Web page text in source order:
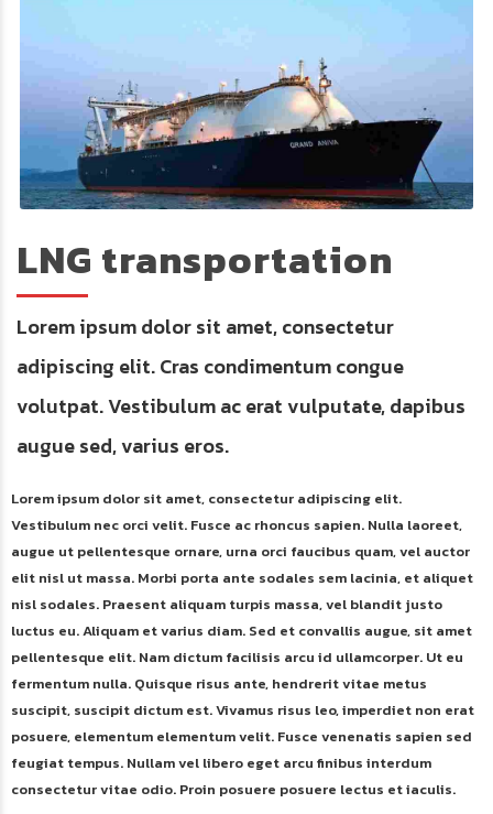
LNG transportation
Lorem ipsum dolor sit amet, consectetur
adipiscing elit. Cras condimentum congue
volutpat. Vestibulum ac erat vulputate, dapibus
augue sed, varius eros.
Lorem ipsum dolor sit amet, consectetur adipiscing elit.
Vestibulum nec orci velit. Fusce ac rhoncus sapien. Nulla laoreet,
augue ut pellentesque ornare, urna orci faucibus quam, vel auctor
elit nisl ut massa. Morbi porta ante sodales sem lacinia, et aliquet
nisl sodales. Praesent aliquam turpis massa, vel blandit justo
luctus eu. Aliquam et varius diam. Sed et convallis augue, sit amet
pellentesque elit. Nam dictum facilisis arcu id ullamcorper. Ut eu
fermentum nulla. Quisque risus ante, hendrerit vitae metus
suscipit, suscipit dictum est. Vivamus risus leo, imperdiet non erat
posuere, elementum elementum velit. Fusce venenatis sapien sed
feugiat tempus. Nullam vel libero eget arcu finibus interdum
consectetur vitae odio. Proin posuere posuere lectus et iaculis.